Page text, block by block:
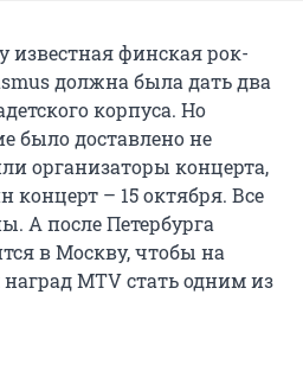
известная финская рок-
должна была дать два
корпуса. Но
было доставлено не
организаторы концерта,
концерт – 15 октября. Все
А после Петербурга
в Москву, чтобы на
MTV стать одним из